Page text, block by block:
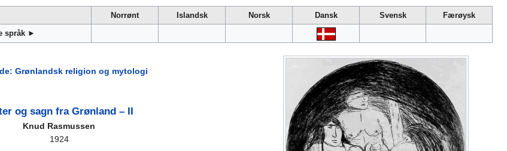
Norrønt Islandsk Norsk Dansk Svensk
Færøysk
språk ►
Grønlandsk religion og mytologi
og sagn fra Grønland – II
Knud Rasmussen
1924